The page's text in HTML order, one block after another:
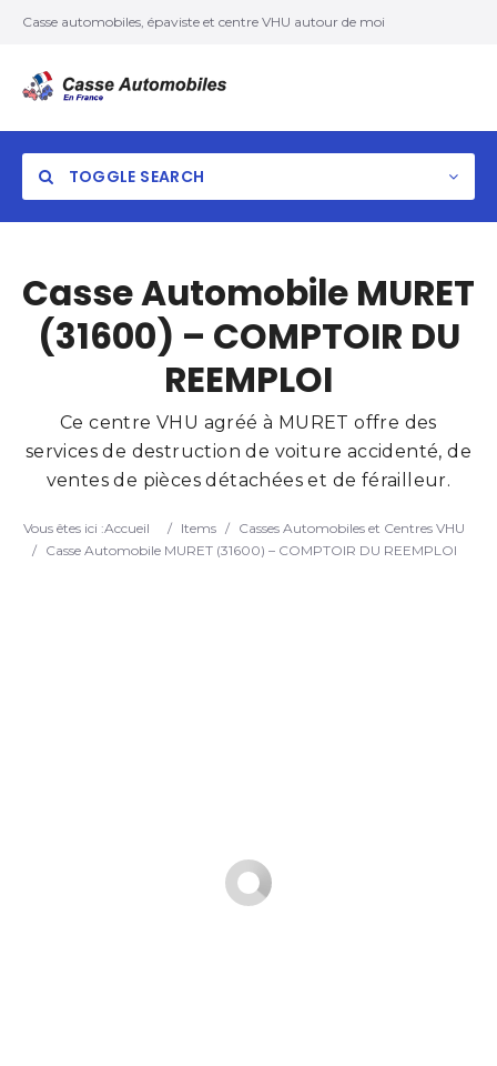
Casse automobiles, épaviste et centre VHU autour de moi
TOGGLE SEARCH
Search
Casse Automobile MURET
(31600) – COMPTOIR DU
REEMPLOI
Ce centre VHU agréé à MURET offre des
services de destruction de voiture accidenté, de
ventes de pièces détachées et de férailleur.
Vous êtes ici :Accueil / Items / Casses Automobiles et Centres VHU
/
Casse Automobile MURET (31600) – COMPTOIR DU REEMPLOI